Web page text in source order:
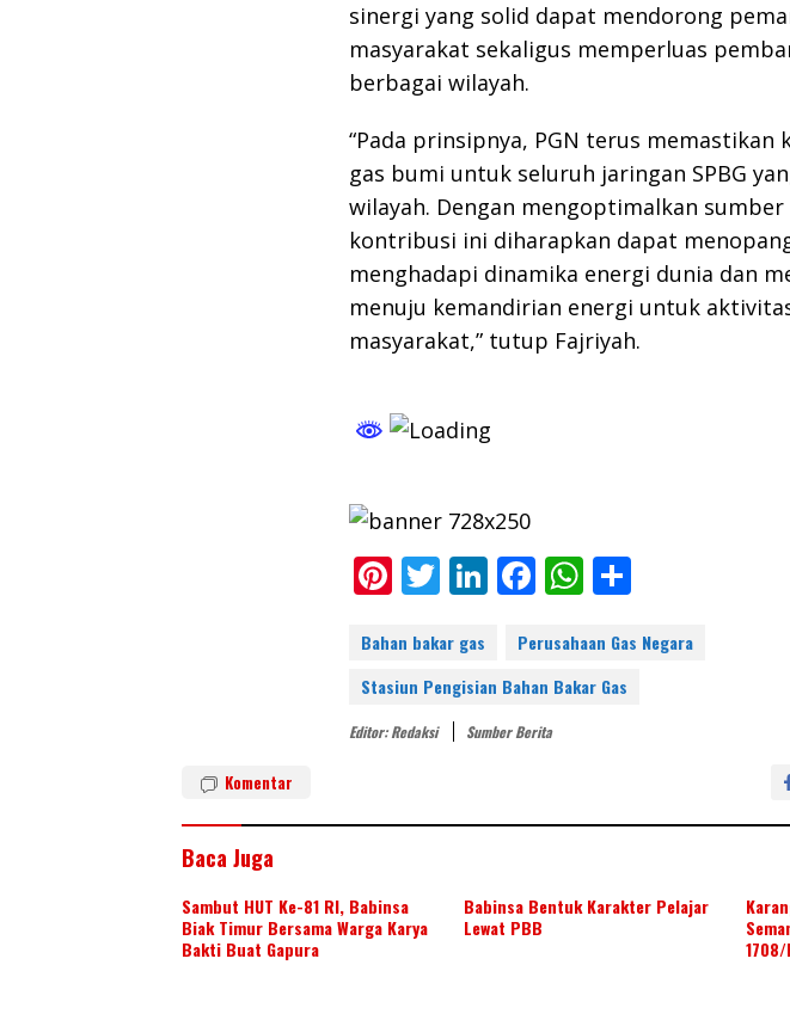
sinergi yang solid dapat mendorong
masyarakat sekaligus memperluas
berbagai wilayah.
“Pada prinsipnya, PGN terus memastikan
gas bumi untuk seluruh jaringan SPBG
wilayah. Dengan mengoptimalkan
kontribusi ini diharapkan dapat
menghadapi dinamika energi dunia dan
menuju kemandirian energi untuk
masyarakat,” tutup Fajriyah.
Pi
er
e
st
T
itt
er
Li
e
dI
F
e
b
o
W
at
s
ar
Bahan bakar gas
Perusahaan Gas Negara
Stasiun Pengisian Bahan Bakar Gas
Editor: Redaksi Sumber Berita
Komentar
Baca Juga
Sambut HUT Ke-81 RI, Babinsa
Biak Timur Bersama Warga Karya
Bakti Buat Gapura
Babinsa Bentuk Karakter Pelajar
Lewat PBB